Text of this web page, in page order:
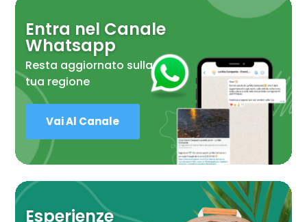
Entra nel Canale
Whatsapp
Resta aggiornato sulla
tua regione
Vai Al Canale
Esperienze